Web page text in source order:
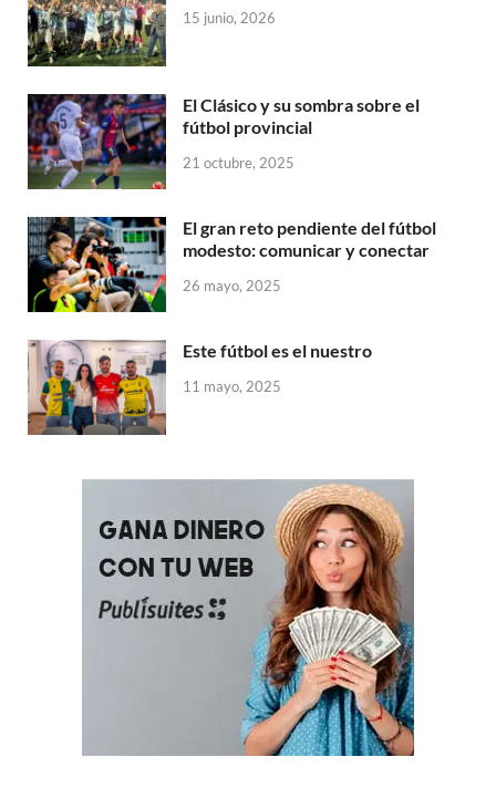
15 junio, 2026
El Clásico y su sombra sobre el
fútbol provincial
21 octubre, 2025
El gran reto pendiente del fútbol
modesto: comunicar y conectar
26 mayo, 2025
Este fútbol es el nuestro
11 mayo, 2025